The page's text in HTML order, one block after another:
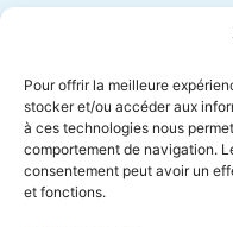
Pour offrir la meilleure
stocker et/ou accéder aux
à ces technologies nous
comportement de navigation.
consentement peut avoir un
et fonctions.
Inscription
Envoyer